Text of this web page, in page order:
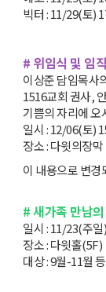
빅터 : 11/29(토)
# 위임식 및 임
이상준 담임목사
1516교회 권사,
기쁨의 자리에 오
일시 : 12/06(토)
장소 : 다윗의장막
이 내용으로 변경
# 새가족 만남
일시 : 11/23(주일
장소 : 다윗홀(5F)
대상 : 9월-11월